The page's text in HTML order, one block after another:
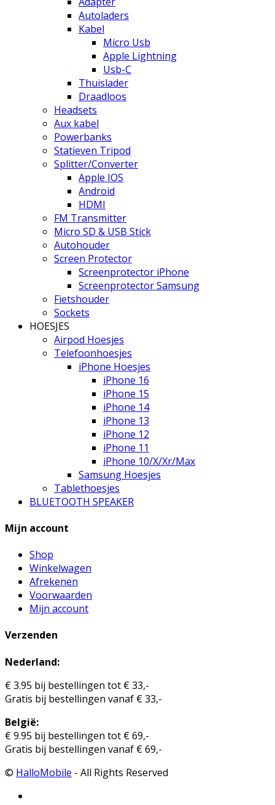
Autoladers
Kabel
Micro Usb
Apple Lightning
Usb-C
Thuislader
Draadloos
Headsets
Aux kabel
Powerbanks
Statieven Tripod
Splitter/Converter
Apple IOS
Android
HDMI
FM Transmitter
Micro SD & USB Stick
Autohouder
Screen Protector
Screenprotector iPhone
Screenprotector Samsung
Fietshouder
Sockets
HOESJES
Airpod Hoesjes
Telefoonhoesjes
iPhone Hoesjes
iPhone 16
iPhone 15
iPhone 14
iPhone 13
iPhone 12
iPhone 11
iPhone 10/X/Xr/Max
Samsung Hoesjes
Tablethoesjes
BLUETOOTH SPEAKER
Mijn account
Shop
Winkelwagen
Afrekenen
Voorwaarden
Mijn account
Verzenden
Nederland:
€ 3.95 bij bestellingen tot € 33,-
Gratis bij bestellingen vanaf € 33,-
België:
€ 9.95 bij bestellingen tot € 69,-
Gratis bij bestellingen vanaf € 69,-
© HalloMobile - All Rights Reserved